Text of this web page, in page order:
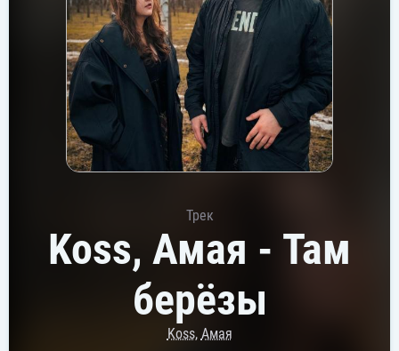
Трек
Koss, Амая - Там
берёзы
Koss, Амая